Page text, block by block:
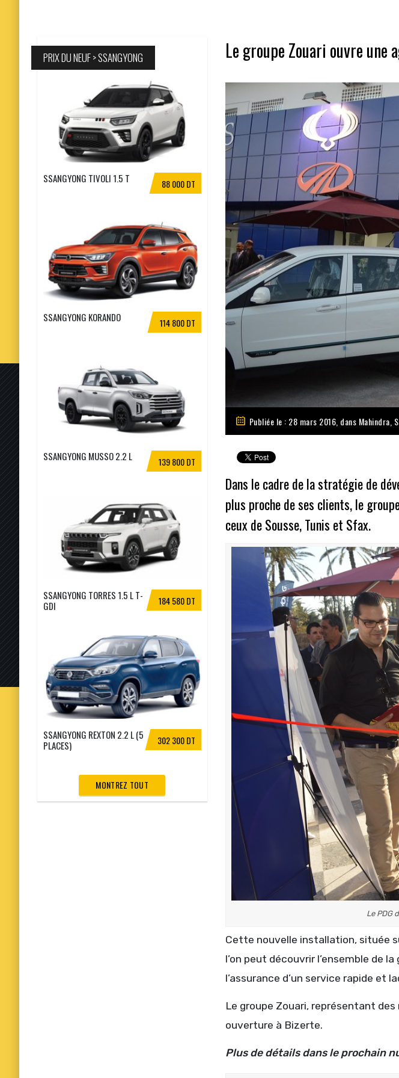
Le groupe Zouari ouvre une
Publiée le : 28 mars 2016, dans Mahindra
Dans le cadre de la stratégie de
plus proche de ses clients, le
ceux de Sousse, Tunis et Sfax.
Le PDG
Cette nouvelle installation, située
l’on peut découvrir l’ensemble de
l’assurance d’un service rapide et
Le groupe Zouari, représentant
ouverture à Bizerte.
Plus de détails dans le prochain
PRIX DU NEUF > SSANGYONG
88 000 DT
SSANGYONG TIVOLI 1.5 T
114 800 DT
SSANGYONG KORANDO
139 800 DT
SSANGYONG MUSSO 2.2 L
184 580 DT
SSANGYONG TORRES 1.5 L T-
GDI
302 300 DT
SSANGYONG REXTON 2.2 L (5
PLACES)
MONTREZ TOUT